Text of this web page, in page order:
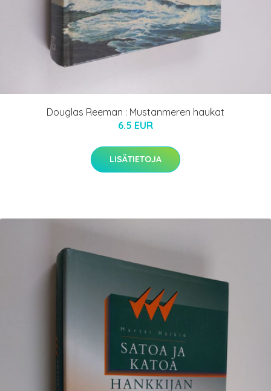
Douglas Reeman : Mustanmeren haukat
6.5 EUR
LISÄTIETOJA